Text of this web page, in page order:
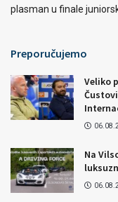
plasman u finale
Preporučujemo
Veliko
Na